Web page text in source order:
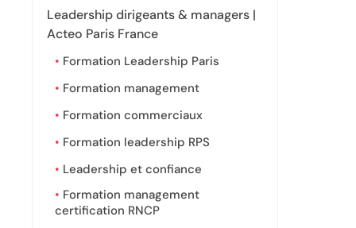
Leadership dirigeants & managers |
Acteo Paris France
Formation Leadership Paris
Formation management
Formation commerciaux
Formation leadership RPS
Leadership et confiance
Formation management
certification RNCP